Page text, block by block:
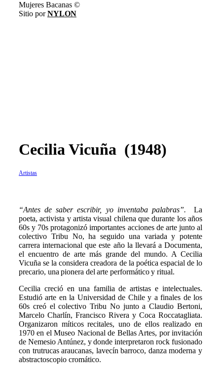
Mujeres Bacanas ©
Sitio porNYLON
Cecilia Vicuña (1948)
Artistas
“Antes de saber escribir, yo inventaba palabras”. La
poeta, activista y artista visual chilena que durante los años
60s y 70s protagonizó importantes acciones de arte junto al
colectivo Tribu No, ha seguido una variada y potente
carrera internacional que este año la llevará a Documenta,
el encuentro de arte más grande del mundo. A Cecilia
Vicuña se la considera creadora de la poética espacial de lo
precario, una pionera del arte performático y ritual.
Cecilia creció en una familia de artistas e intelectuales.
Estudió arte en la Universidad de Chile y a finales de los
60s creó el colectivo Tribu No junto a Claudio Bertoni,
Marcelo Charlín, Francisco Rivera y Coca Roccatagliata.
Organizaron míticos recitales, uno de ellos realizado en
1970 en el Museo Nacional de Bellas Artes, por invitación
de Nemesio Antúnez, y donde interpretaron rock fusionado
con trutrucas araucanas, lavecín barroco, danza moderna y
abstractoscopio cromático.